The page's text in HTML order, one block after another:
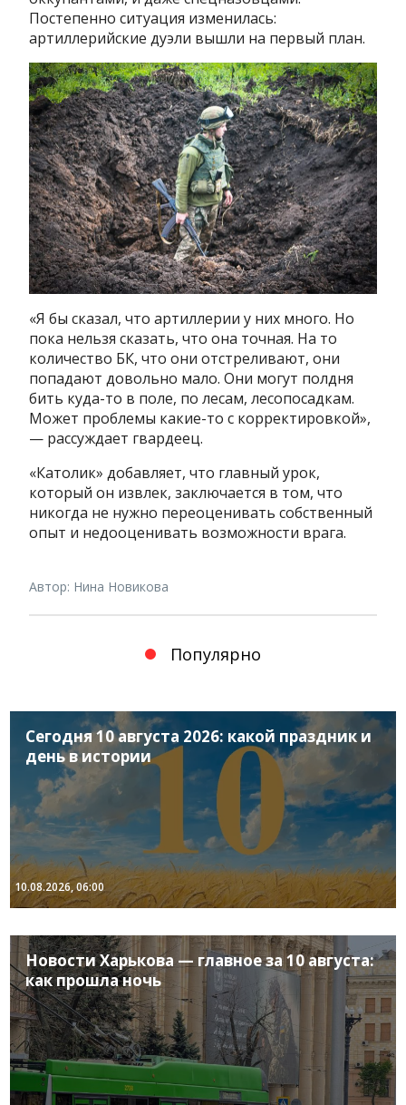
Постепенно ситуация изменилась:
артиллерийские дуэли вышли на первый план.
«Я бы сказал, что артиллерии у них много. Но
пока нельзя сказать, что она точная. На то
количество БК, что они отстреливают, они
попадают довольно мало. Они могут полдня
бить куда-то в поле, по лесам, лесопосадкам.
Может проблемы какие-то с корректировкой»,
— рассуждает гвардеец.
«Католик» добавляет, что главный урок,
который он извлек, заключается в том, что
никогда не нужно переоценивать собственный
опыт и недооценивать возможности врага.
Автор: Нина Новикова
Популярно
Сегодня 10 августа 2026: какой праздник и
день в истории
10.08.2026, 06:00
Новости Харькова — главное за 10 августа:
как прошла ночь